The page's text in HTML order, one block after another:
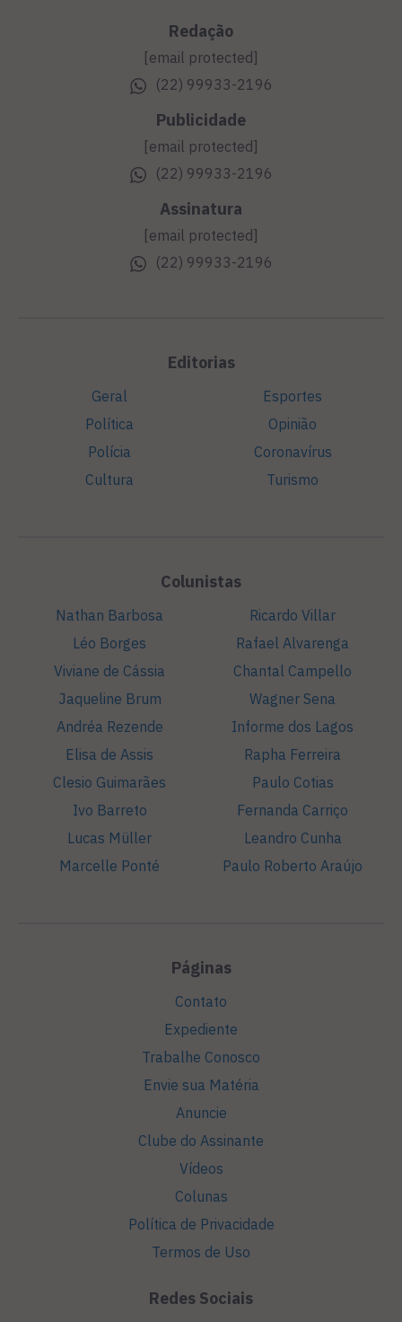
Redação
[email protected]
(22) 99933-2196
Publicidade
[email protected]
(22) 99933-2196
Assinatura
[email protected]
(22) 99933-2196
Editorias
Geral
Política
Polícia
Cultura
Esportes
Opinião
Coronavírus
Turismo
Colunistas
Nathan Barbosa
Léo Borges
Viviane de Cássia
Jaqueline Brum
Andréa Rezende
Elisa de Assis
Clesio Guimarães
Ivo Barreto
Lucas Müller
Marcelle Ponté
Ricardo Villar
Rafael Alvarenga
Chantal Campello
Wagner Sena
Informe dos Lagos
Rapha Ferreira
Paulo Cotias
Fernanda Carriço
Leandro Cunha
Paulo Roberto Araújo
Páginas
Contato
Expediente
Trabalhe Conosco
Envie sua Matéria
Anuncie
Clube do Assinante
Vídeos
Colunas
Política de Privacidade
Termos de Uso
Redes Sociais